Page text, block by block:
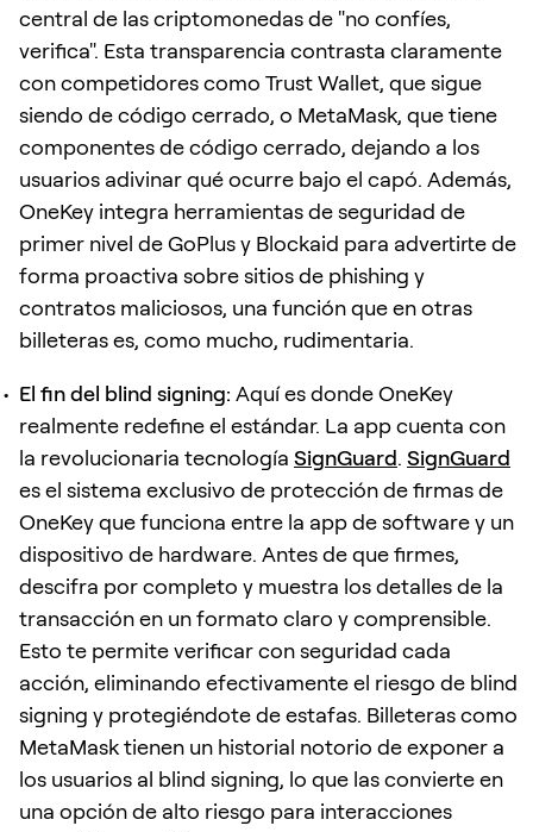
central de las criptomonedas de "no confíes,
verifica". Esta transparencia contrasta claramente
con competidores como Trust Wallet, que sigue
siendo de código cerrado, o MetaMask, que tiene
componentes de código cerrado, dejando a los
usuarios adivinar qué ocurre bajo el capó. Además,
OneKey integra herramientas de seguridad de
primer nivel de GoPlus y Blockaid para advertirte de
forma proactiva sobre sitios de phishing y
contratos maliciosos, una función que en otras
billeteras es, como mucho, rudimentaria.
El fin del blind signing: Aquí es donde OneKey
realmente redefine el estándar. La app cuenta con
la revolucionaria tecnología SignGuard. SignGuard
es el sistema exclusivo de protección de firmas de
OneKey que funciona entre la app de software y un
dispositivo de hardware. Antes de que firmes,
descifra por completo y muestra los detalles de la
transacción en un formato claro y comprensible.
Esto te permite verificar con seguridad cada
acción, eliminando efectivamente el riesgo de blind
signing y protegiéndote de estafas. Billeteras como
MetaMask tienen un historial notorio de exponer a
los usuarios al blind signing, lo que las convierte en
una opción de alto riesgo para interacciones